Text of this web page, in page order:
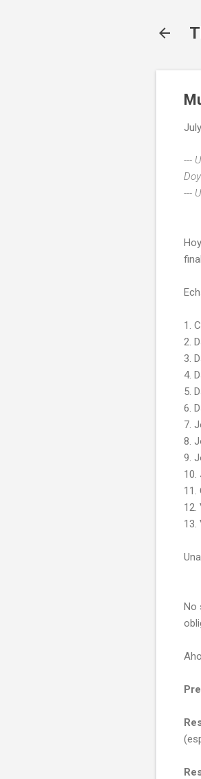
---
---
1.
2.
3.
4.
5.
6.
7.
8.
9.
10.
11.
12.
13.
No